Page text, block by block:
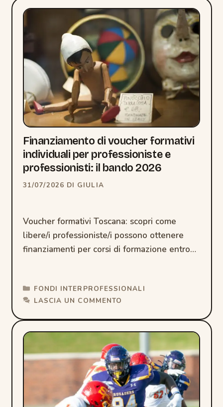
Finanziamento di voucher formativi
individuali per professioniste e
professionisti: il bando 2026
31/07/2026 DI GIULIA
Voucher formativi Toscana: scopri come
libere/i professioniste/i possono ottenere
finanziamenti per corsi di formazione entro
CATEGORIE
FONDI INTERPROFESSIONALI
LASCIA UN COMMENTO